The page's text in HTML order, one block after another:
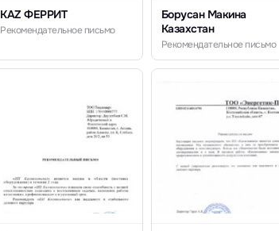
KAZ ФЕРРИТ
Рекомендательное письмо
Борусан Макина
Казахстан
Рекомендательное письмо